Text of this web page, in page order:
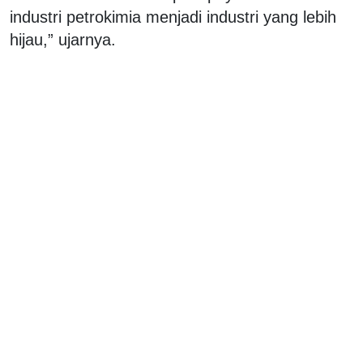
industri petrokimia menjadi industri yang lebih
hijau,” ujarnya.